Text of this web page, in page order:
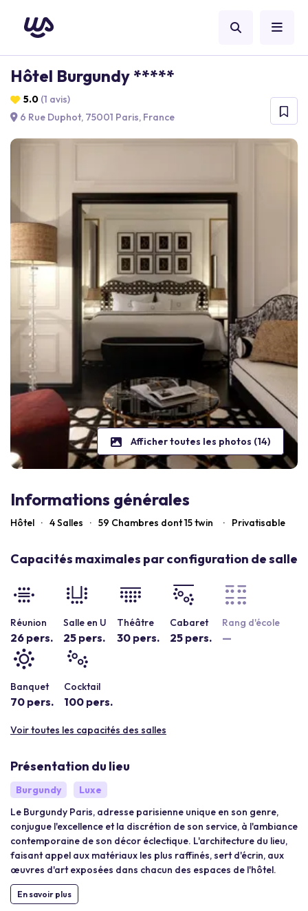
Hôtel Burgundy *****
5.0 (1 avis)
6 Rue Duphot, 75001 Paris, France
Afficher toutes les photos (14)
Informations générales
Hôtel · 4 Salles · 59 Chambres dont 15 twin · Privatisable
Capacités maximales par configuration de salle
Réunion
26 pers.
Salle en U
25 pers.
Théâtre
30 pers.
Cabaret
25 pers.
Rang d'école
—
Banquet
70 pers.
Cocktail
100 pers.
Voir toutes les capacités des salles
Présentation du lieu
Burgundy
Luxe
Le Burgundy Paris, adresse parisienne unique en son genre,
conjugue l'excellence et la discrétion de son service, à l'ambiance
contemporaine de son décor éclectique. L'architecture du lieu,
faisant appel aux matériaux les plus raffinés, sert d'écrin, aux
œuvres d'art exposées dans chacun des espaces de l'hôtel.
En savoir plus